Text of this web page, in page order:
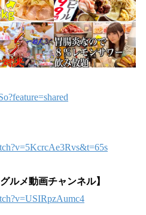
ルメ動画チャンネル】